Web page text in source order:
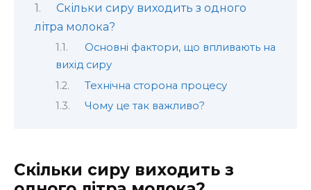
Скільки сиру виходить з одного
літра молока?
Основні фактори, що впливають на
вихід сиру
Технічна сторона процесу
Чому це так важливо?
Скільки сиру виходить з